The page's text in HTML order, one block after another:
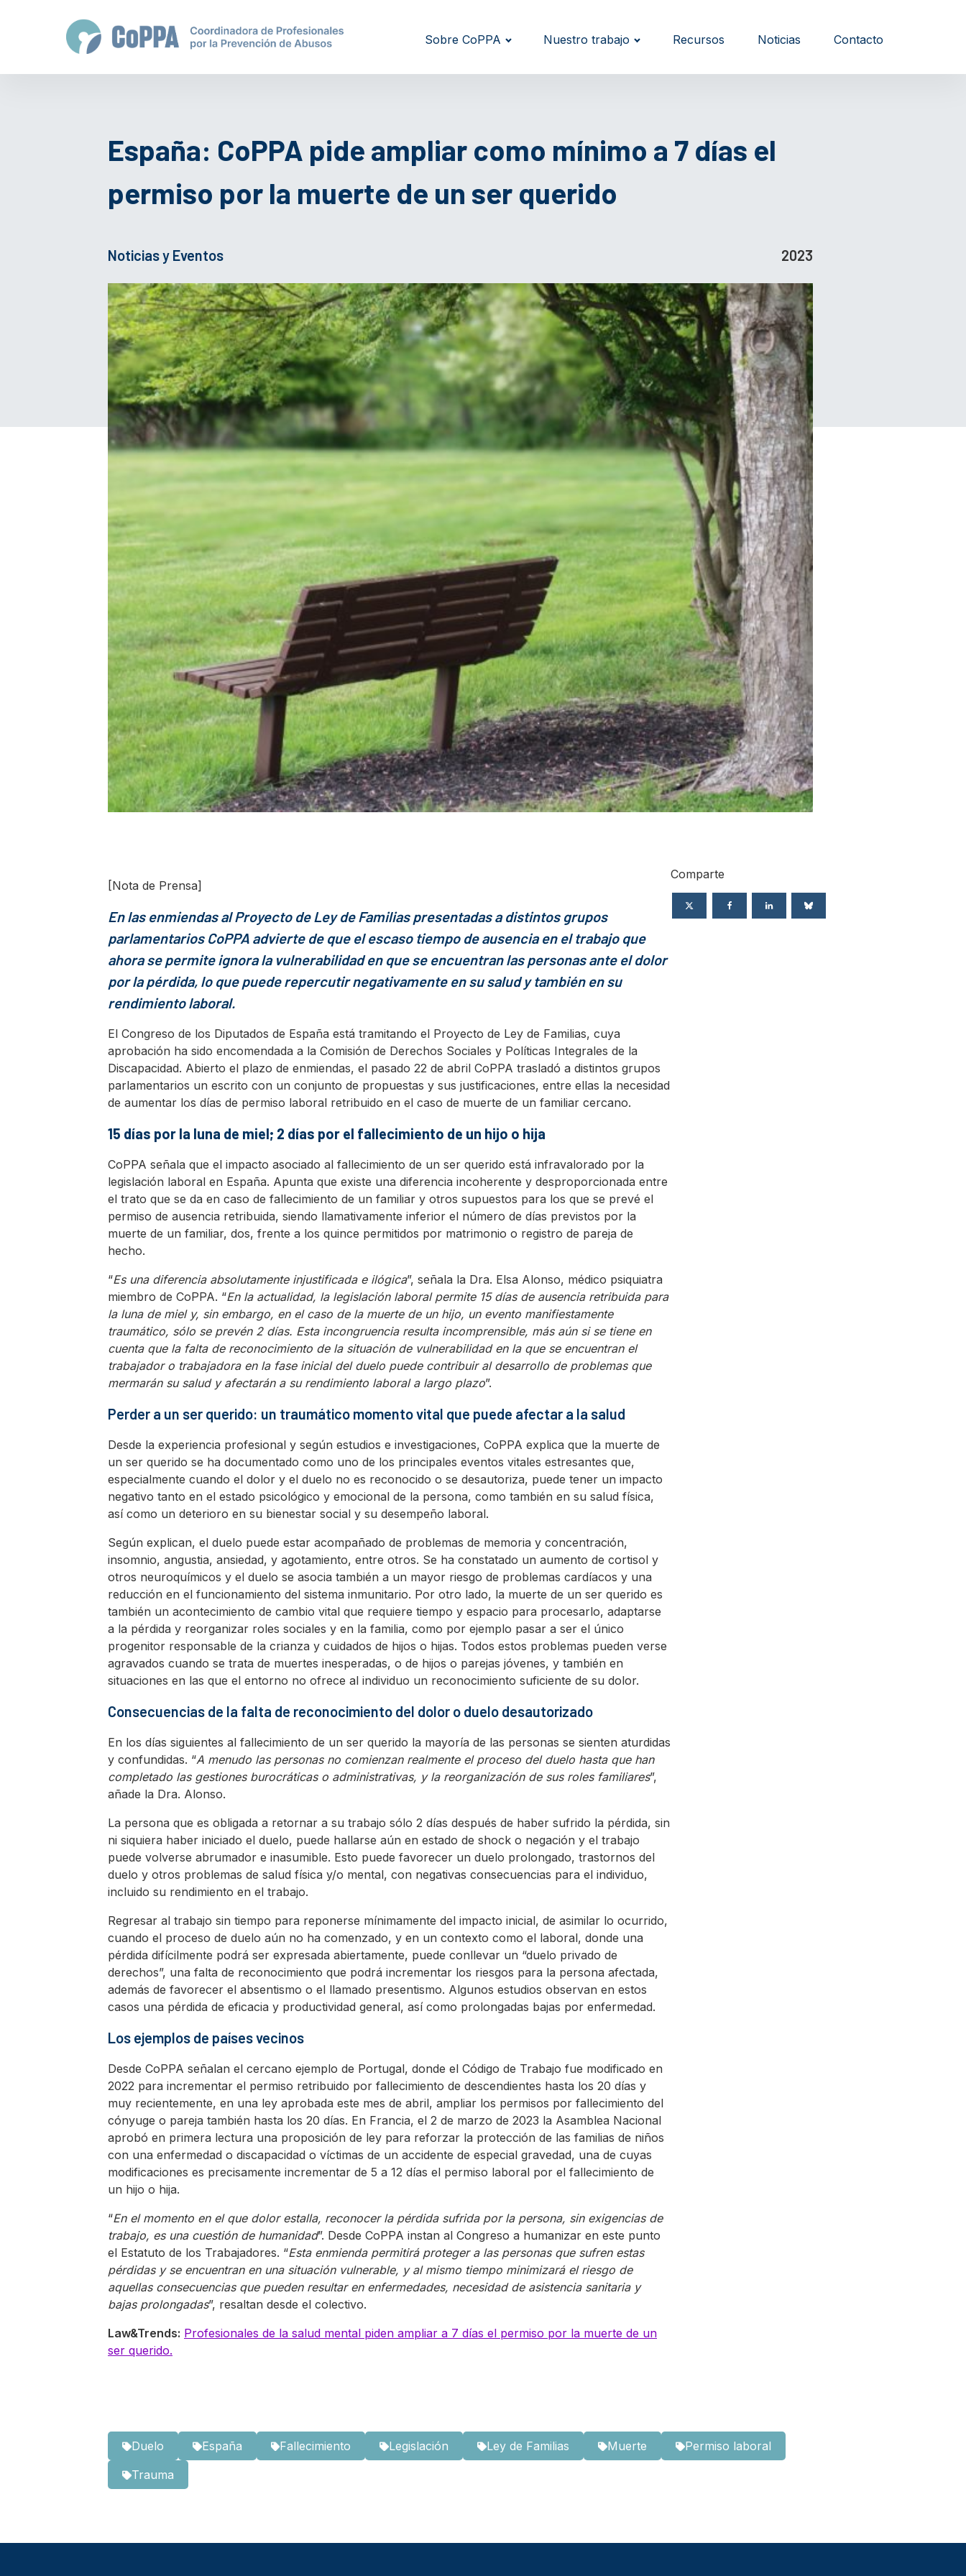
Sobre CoPPA Nuestro trabajo Recursos Noticias Contacto
España: CoPPA pide ampliar como mínimo a 7 días el
permiso por la muerte de un ser querido
Noticias y Eventos 2023
[Nota de Prensa]
En las enmiendas al Proyecto de Ley de Familias presentadas a distintos grupos
parlamentarios CoPPA advierte de que el escaso tiempo de ausencia en el trabajo que
ahora se permite ignora la vulnerabilidad en que se encuentran las personas ante el dolor
por la pérdida, lo que puede repercutir negativamente en su salud y también en su
rendimiento laboral.
El Congreso de los Diputados de España está tramitando el Proyecto de Ley de Familias, cuya
aprobación ha sido encomendada a la Comisión de Derechos Sociales y Políticas Integrales de la
Discapacidad. Abierto el plazo de enmiendas, el pasado 22 de abril CoPPA trasladó a distintos grupos
parlamentarios un escrito con un conjunto de propuestas y sus justificaciones, entre ellas la necesidad
de aumentar los días de permiso laboral retribuido en el caso de muerte de un familiar cercano.
15 días por la luna de miel; 2 días por el fallecimiento de un hijo o hija
CoPPA señala que el impacto asociado al fallecimiento de un ser querido está infravalorado por la
legislación laboral en España. Apunta que existe una diferencia incoherente y desproporcionada entre
el trato que se da en caso de fallecimiento de un familiar y otros supuestos para los que se prevé el
permiso de ausencia retribuida, siendo llamativamente inferior el número de días previstos por la
muerte de un familiar, dos, frente a los quince permitidos por matrimonio o registro de pareja de
hecho.
“Es una diferencia absolutamente injustificada e ilógica”, señala la Dra. Elsa Alonso, médico psiquiatra
miembro de CoPPA. “En la actualidad, la legislación laboral permite 15 días de ausencia retribuida para
la luna de miel y, sin embargo, en el caso de la muerte de un hijo, un evento manifiestamente
traumático, sólo se prevén 2 días. Esta incongruencia resulta incomprensible, más aún si se tiene en
cuenta que la falta de reconocimiento de la situación de vulnerabilidad en la que se encuentran el
trabajador o trabajadora en la fase inicial del duelo puede contribuir al desarrollo de problemas que
mermarán su salud y afectarán a su rendimiento laboral a largo plazo”.
Perder a un ser querido: un traumático momento vital que puede afectar a la salud
Desde la experiencia profesional y según estudios e investigaciones, CoPPA explica que la muerte de
un ser querido se ha documentado como uno de los principales eventos vitales estresantes que,
especialmente cuando el dolor y el duelo no es reconocido o se desautoriza, puede tener un impacto
negativo tanto en el estado psicológico y emocional de la persona, como también en su salud física,
así como un deterioro en su bienestar social y su desempeño laboral.
Según explican, el duelo puede estar acompañado de problemas de memoria y concentración,
insomnio, angustia, ansiedad, y agotamiento, entre otros. Se ha constatado un aumento de cortisol y
otros neuroquímicos y el duelo se asocia también a un mayor riesgo de problemas cardíacos y una
reducción en el funcionamiento del sistema inmunitario. Por otro lado, la muerte de un ser querido es
también un acontecimiento de cambio vital que requiere tiempo y espacio para procesarlo, adaptarse
a la pérdida y reorganizar roles sociales y en la familia, como por ejemplo pasar a ser el único
progenitor responsable de la crianza y cuidados de hijos o hijas. Todos estos problemas pueden verse
agravados cuando se trata de muertes inesperadas, o de hijos o parejas jóvenes, y también en
situaciones en las que el entorno no ofrece al individuo un reconocimiento suficiente de su dolor.
Consecuencias de la falta de reconocimiento del dolor o duelo desautorizado
En los días siguientes al fallecimiento de un ser querido la mayoría de las personas se sienten aturdidas
y confundidas. “A menudo las personas no comienzan realmente el proceso del duelo hasta que han
completado las gestiones burocráticas o administrativas, y la reorganización de sus roles familiares”,
añade la Dra. Alonso.
La persona que es obligada a retornar a su trabajo sólo 2 días después de haber sufrido la pérdida, sin
ni siquiera haber iniciado el duelo, puede hallarse aún en estado de shock o negación y el trabajo
puede volverse abrumador e inasumible. Esto puede favorecer un duelo prolongado, trastornos del
duelo y otros problemas de salud física y/o mental, con negativas consecuencias para el individuo,
incluido su rendimiento en el trabajo.
Regresar al trabajo sin tiempo para reponerse mínimamente del impacto inicial, de asimilar lo ocurrido,
cuando el proceso de duelo aún no ha comenzado, y en un contexto como el laboral, donde una
pérdida difícilmente podrá ser expresada abiertamente, puede conllevar un “duelo privado de
derechos”, una falta de reconocimiento que podrá incrementar los riesgos para la persona afectada,
además de favorecer el absentismo o el llamado presentismo. Algunos estudios observan en estos
casos una pérdida de eficacia y productividad general, así como prolongadas bajas por enfermedad.
Los ejemplos de países vecinos
Desde CoPPA señalan el cercano ejemplo de Portugal, donde el Código de Trabajo fue modificado en
2022 para incrementar el permiso retribuido por fallecimiento de descendientes hasta los 20 días y
muy recientemente, en una ley aprobada este mes de abril, ampliar los permisos por fallecimiento del
cónyuge o pareja también hasta los 20 días. En Francia, el 2 de marzo de 2023 la Asamblea Nacional
aprobó en primera lectura una proposición de ley para reforzar la protección de las familias de niños
con una enfermedad o discapacidad o víctimas de un accidente de especial gravedad, una de cuyas
modificaciones es precisamente incrementar de 5 a 12 días el permiso laboral por el fallecimiento de
un hijo o hija.
“En el momento en el que dolor estalla, reconocer la pérdida sufrida por la persona, sin exigencias de
trabajo, es una cuestión de humanidad”. Desde CoPPA instan al Congreso a humanizar en este punto
el Estatuto de los Trabajadores. “Esta enmienda permitirá proteger a las personas que sufren estas
pérdidas y se encuentran en una situación vulnerable, y al mismo tiempo minimizará el riesgo de
aquellas consecuencias que pueden resultar en enfermedades, necesidad de asistencia sanitaria y
bajas prolongadas”, resaltan desde el colectivo.
Law&Trends: Profesionales de la salud mental piden ampliar a 7 días el permiso por la muerte de un
ser querido.
Comparte
Duelo España Fallecimiento Legislación Ley de Familias Muerte
Permiso laboral
Trauma